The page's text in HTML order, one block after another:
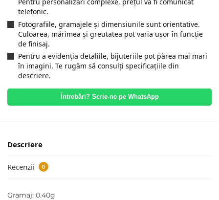
telefonic.
Fotografiile, gramajele și dimensiunile sunt orientative.
Culoarea, mărimea și greutatea pot varia ușor în funcție
de finisaj.
Pentru a evidenția detaliile, bijuteriile pot părea mai mari
în imagini. Te rugăm să consulți specificațiile din
descriere.
Întrebări? Scrie-ne pe WhatsApp
Descriere
Recenzii 0
Gramaj: 0.40g